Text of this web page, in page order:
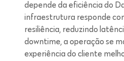
depende da eficiência do
infraestrutura responde
resiliência, reduzindo
downtime, a operação se
experiência do cliente